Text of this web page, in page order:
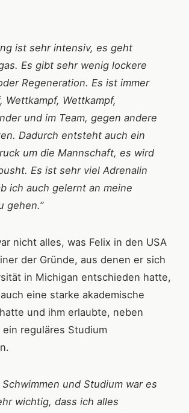
ist sehr intensiv, es geht
Es gibt sehr wenig lockere
Regeneration. Es ist immer
Wettkampf, Wettkampf,
und im Team, gegen andere
Dadurch entsteht auch ein
um die Mannschaft, es wird
Es ist sehr viel Adrenalin
ich auch gelernt an meine
gehen.”
nicht alles, was Felix in den USA
der Gründe, aus denen er sich
in Michigan entschieden hatte,
eine starke akademische
und ihm erlaubte, neben
reguläres Studium
Schwimmen und Studium war es
wichtig, dass ich alles